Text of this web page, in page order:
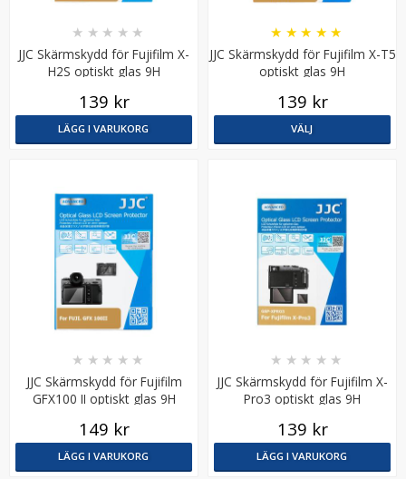
JJC Skärmskydd för Fujifilm X-
H2S optiskt glas 9H
★ ★ ★ ★ ★
139 kr
LÄGG I VARUKORG
JJC Skärmskydd för Fujifilm X-T5
optiskt glas 9H
★ ★ ★ ★ ★
139 kr
VÄLJ
JJC Skärmskydd för Fujifilm
GFX100 II optiskt glas 9H
★ ★ ★ ★ ★
149 kr
LÄGG I VARUKORG
JJC Skärmskydd för Fujifilm X-
Pro3 optiskt glas 9H
★ ★ ★ ★ ★
139 kr
LÄGG I VARUKORG